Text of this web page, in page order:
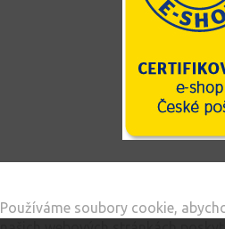
Používáme soubory cookie,